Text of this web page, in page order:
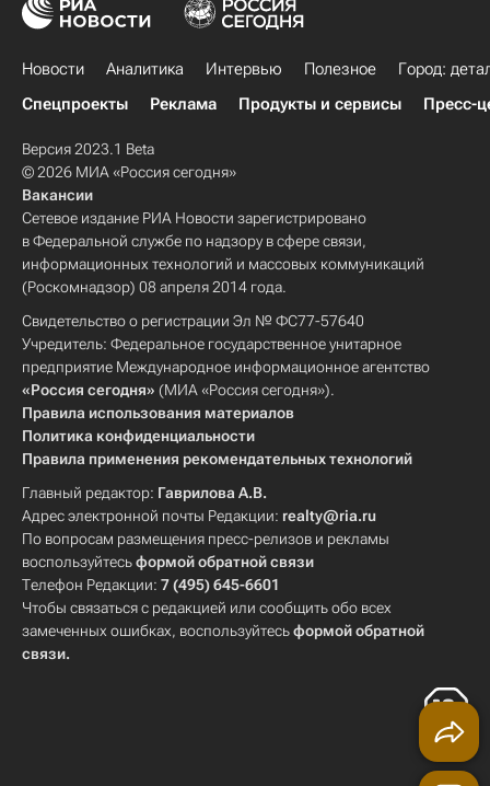
Новости Аналитика Интервью Полезное
Город:
Спецпроекты
Реклама Продукты и сервисы Пресс-
Версия 2023.1 Beta
© 2026 МИА «Россия сегодня»
Вакансии
Сетевое издание РИА Новости зарегистрировано
в Федеральной службе по надзору в сфере связи,
информационных технологий и массовых коммуникаций
(Роскомнадзор) 08 апреля 2014 года.
Свидетельство о регистрации Эл № ФС77-57640
Учредитель: Федеральное государственное унитарное
предприятие Международное информационное агентство
«Россия сегодня» (МИА «Россия сегодня»).
Правила использования материалов
Политика конфиденциальности
Правила применения рекомендательных технологий
Главный редактор: Гаврилова А.В.
Адрес электронной почты Редакции: realty@ria.ru
По вопросам размещения пресс-релизов и рекламы
воспользуйтесьформой обратной связи
Телефон Редакции: 7 (495) 645-6601
Чтобы связаться с редакцией или сообщить обо всех
замеченных ошибках, воспользуйтесьформой обратной
связи.